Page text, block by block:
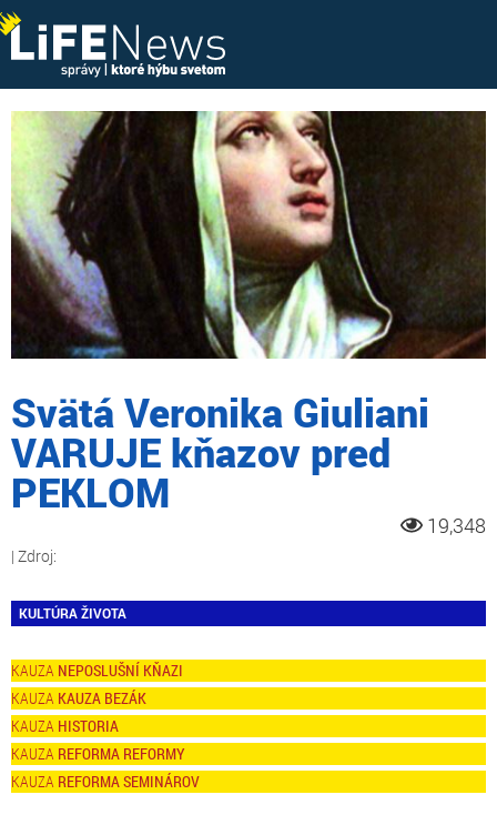
Svätá Veronika Giuliani
VARUJE kňazov pred
PEKLOM
19,348
KULTÚRA ŽIVOTA
NEPOSLUŠNÍ KŇAZI
KAUZA BEZÁK
HISTORIA
REFORMA REFORMY
REFORMA SEMINÁROV